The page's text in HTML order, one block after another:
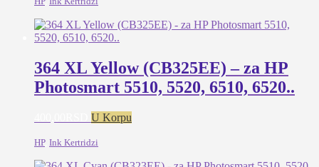
364 XL Yellow (CB325EE) – za HP
Photosmart 5510, 5520, 6510, 6520..
U Korpu
HP, Ink Kertridzi